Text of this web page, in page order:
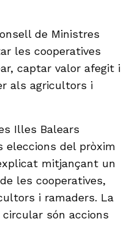
de Ministres
les cooperatives
captar valor afegit i
als agricultors i
Illes Balears
eleccions del pròxim
mitjançant un
les cooperatives,
i ramaders. La
són accions